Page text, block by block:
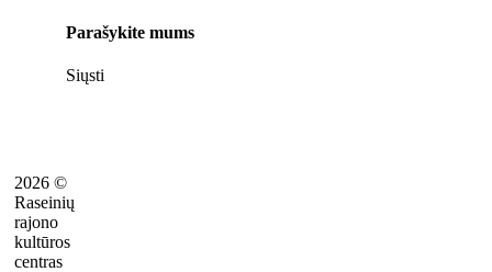
Parašykite mums
Siųsti
2026 ©
Raseinių
rajono
kultūros
centras